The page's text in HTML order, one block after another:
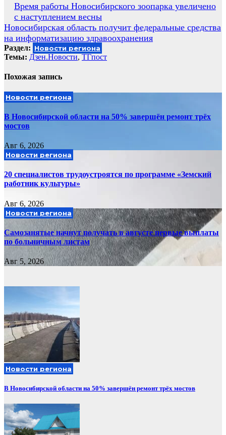
Навигация
по
записям
Время работы Новосибирского зоопарка увеличено
с наступлением весны
Новосибирская область получит федеральные средства
на информатизацию здравоохранения
Раздел: Новости региона
Темы: Дзен.Новости, ТГпост
Похожая запись
Новости региона
В Новосибирской области на 50% завершён ремонт трёх
мостов
Авг 6, 2026
Новости региона
20 специалистов трудоустроятся по программе «Земский
работник культуры»
Авг 6, 2026
Новости региона
Самозанятые начнут получать в августе первые выплаты
по больничным листам
Авг 5, 2026
Новости региона
В Новосибирской области на 50% завершён ремонт трёх мостов